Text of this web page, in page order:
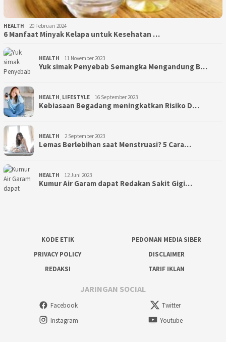
HEALTH 20 Februari 2024
6 Manfaat Minyak Kelapa untuk Kesehatan …
HEALTH 11 November 2023
Yuk simak Penyebab Semangka Mengandung B…
HEALTH, LIFESTYLE 16 September 2023
Kebiasaan Begadang meningkatkan Risiko D…
HEALTH 2 September 2023
Lemas Berlebihan saat Menstruasi? 5 Cara…
HEALTH 12 Juni 2023
Kumur Air Garam dapat Redakan Sakit Gigi…
KODE ETIK
PEDOMAN MEDIA SIBER
PRIVACY POLICY
DISCLAIMER
REDAKSI
TARIF IKLAN
JARINGAN SOCIAL
Facebook
Twitter
Instagram
Youtube